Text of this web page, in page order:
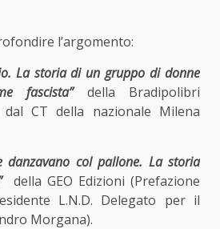
l’argomento:
La storia di un gruppo di donne
fascista”della Bradipolibri
CT della nazionale Milena
danzavano col pallone. La storia
della GEO Edizioni (Prefazione
L.N.D. Delegato per il
Morgana).